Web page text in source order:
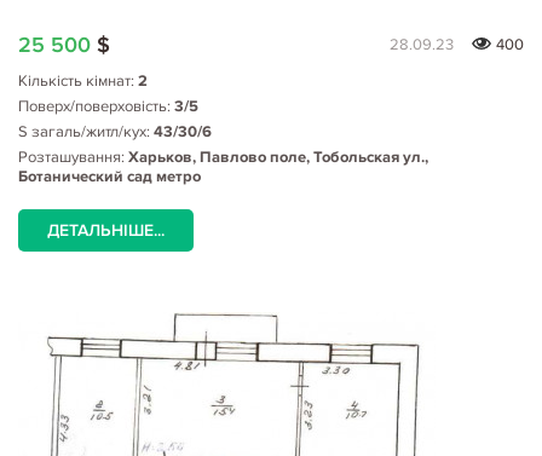
25 500 $ 28.09.23
400
Кількість кімнат: 2
Поверх/поверховість: 3/5
S загаль/житл/кух: 43/30/6
Розташування: Харьков, Павлово поле, Тобольская ул.,
Ботанический сад метро
ДЕТАЛЬНІШЕ...